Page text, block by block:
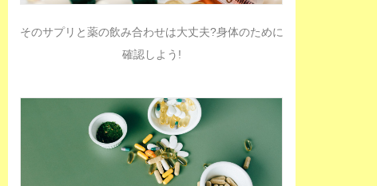
そのサプリと薬の飲み合わせは大丈夫?身体のために
確認しよう!